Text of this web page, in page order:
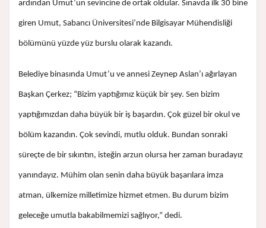
ardından Umut’un sevincine de ortak oldular. Sınavda ilk 30 bine
giren Umut, Sabancı Üniversitesi’nde Bilgisayar Mühendisliği
bölümünü yüzde yüz burslu olarak kazandı.
Belediye binasında Umut’u ve annesi Zeynep Aslan’ı ağırlayan
Başkan Çerkez; “Bizim yaptığımız küçük bir şey. Sen bizim
yaptığımızdan daha büyük bir iş başardın. Çok güzel bir okul ve
bölüm kazandın. Çok sevindi, mutlu olduk. Bundan sonraki
süreçte de bir sıkıntın, isteğin arzun olursa her zaman buradayız
yanındayız. Mühim olan senin daha büyük başarılara imza
atman, ülkemize milletimize hizmet etmen. Bu durum bizim
geleceğe umutla bakabilmemizi sağlıyor,” dedi.